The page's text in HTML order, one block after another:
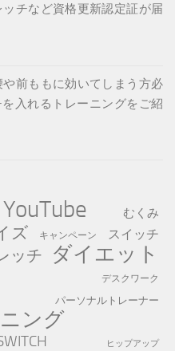
チなど資格更新認定証が届
前ももに効いてしまう方必
入れるトレーニングをご紹
YouTube むくみ
ズ キャンペーン
スイッチ
ッチ ダイエット
デスクワーク
パーソナルトレーナー
ング
ヒップアップ